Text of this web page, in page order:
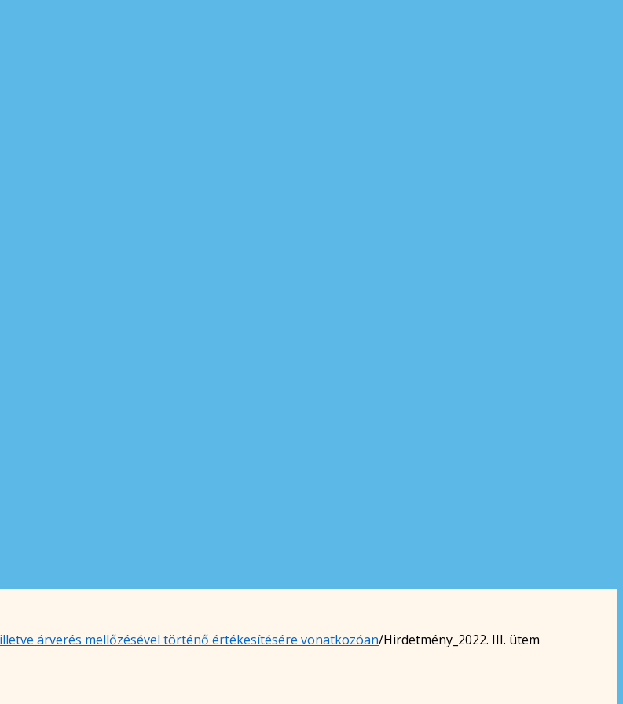
árverés mellőzésével történő értékesítésére vonatkozóan/Hirdetmény_2022. III. ütem